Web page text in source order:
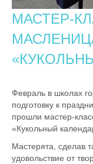
МАСТЕР-
Февраль в школах
подготовку к
прошли мастер-
«Кукольный
Мастерята, сделав
удовольствие от